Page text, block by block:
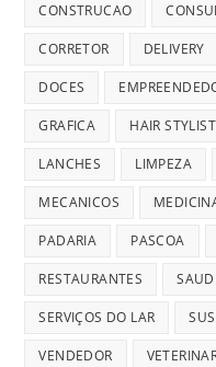
CONSTRUCAO
CORRETOR DELIVERY
DOCES
GRAFICA HAIR STYLIST
LANCHES LIMPEZA
MECANICOS
PADARIA PASCOA
RESTAURANTES
SERVIÇOS DO LAR
VENDEDOR